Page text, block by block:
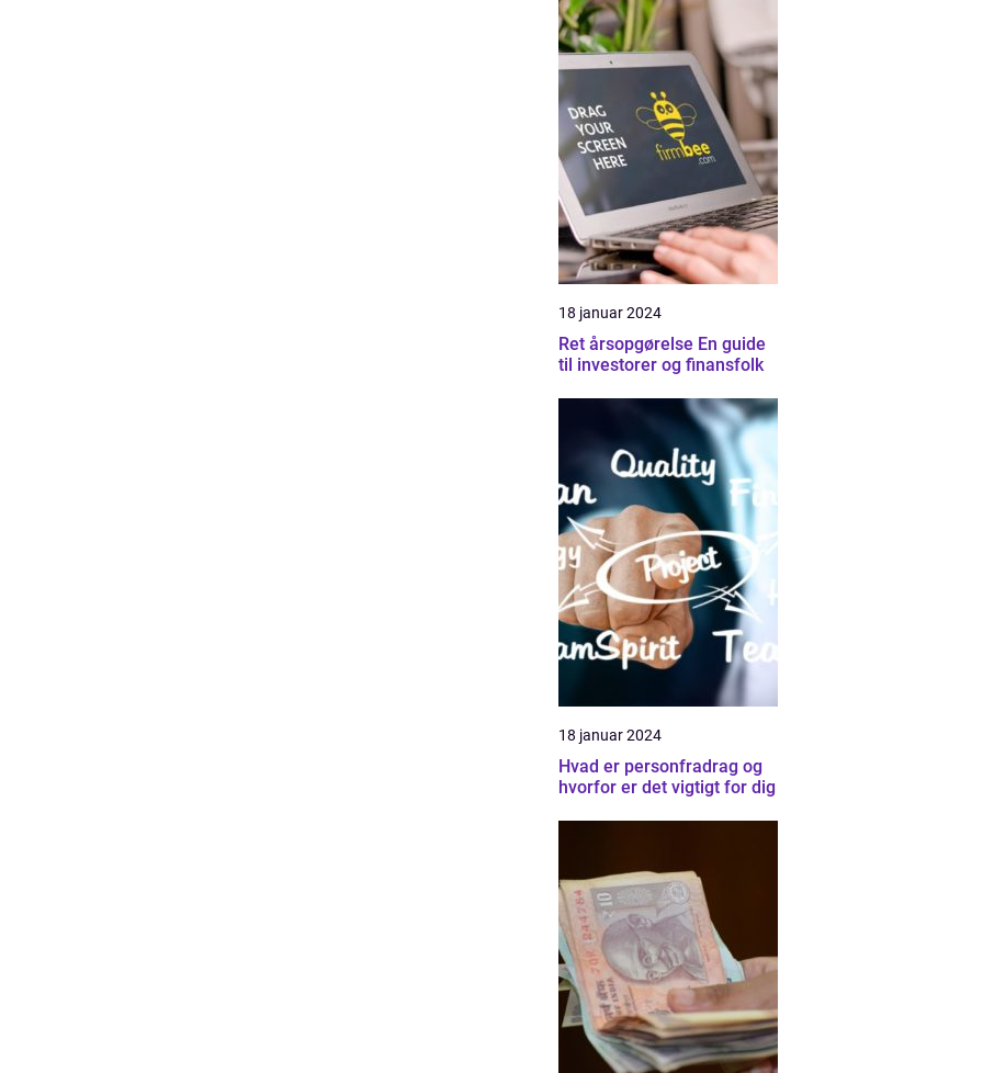
18 januar 2024
Ret årsopgørelse En guide
til investorer og finansfolk
18 januar 2024
Hvad er personfradrag og
hvorfor er det vigtigt for dig